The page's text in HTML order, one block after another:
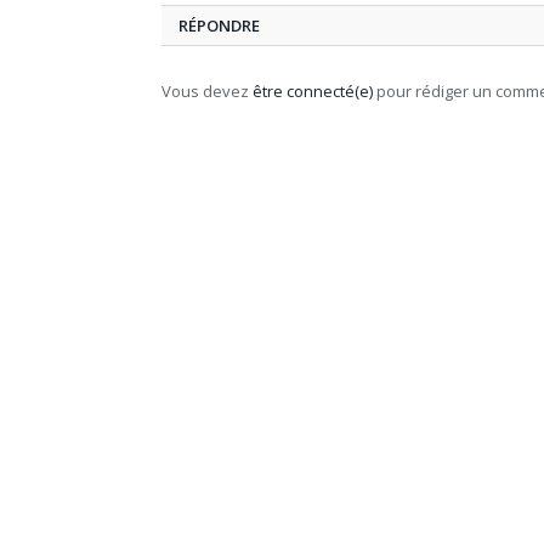
RÉPONDRE
Vous devez être connecté(e) pour rédiger un